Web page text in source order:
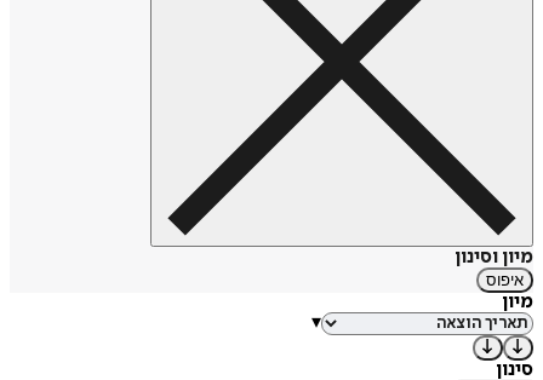
מיון וסינון
איפוס
מיון
▾
סינון